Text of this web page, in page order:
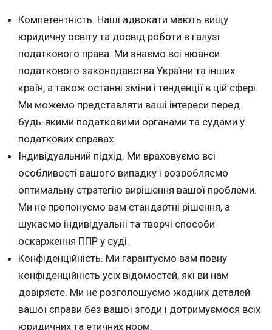
Компетентність. Наші адвокати мають вищу
юридичну освіту та досвід роботи в галузі
податкового права. Ми знаємо всі нюанси
податкового законодавства України та інших
країн, а також останні зміни і тенденції в цій сфері.
Ми можемо представляти ваші інтереси перед
будь-якими податковими органами та судами у
податкових справах.
Індивідуальний підхід. Ми враховуємо всі
особливості вашого випадку і розробляємо
оптимальну стратегію вирішення вашої проблеми.
Ми не пропонуємо вам стандартні рішення, а
шукаємо індивідуальні та творчі способи
оскарження ППР у суді.
Конфіденційність. Ми гарантуємо вам повну
конфіденційність усіх відомостей, які ви нам
довіряєте. Ми не розголошуємо жодних деталей
вашої справи без вашої згоди і дотримуємося всіх
юридичних та етичних норм.